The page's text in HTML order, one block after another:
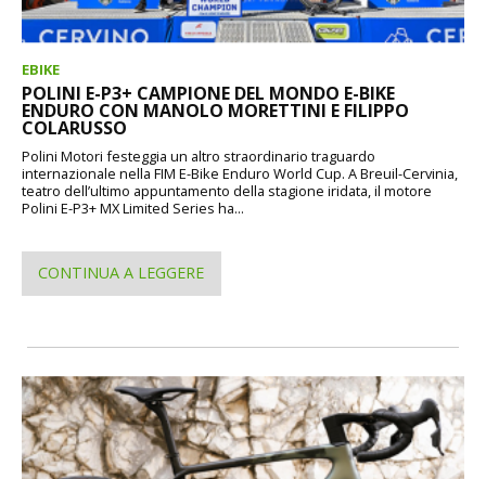
EBIKE
POLINI E-P3+ CAMPIONE DEL MONDO E-BIKE
ENDURO CON MANOLO MORETTINI E FILIPPO
COLARUSSO
Polini Motori festeggia un altro straordinario traguardo
internazionale nella FIM E-Bike Enduro World Cup. A Breuil-Cervinia,
teatro dell’ultimo appuntamento della stagione iridata, il motore
Polini E-P3+ MX Limited Series ha...
CONTINUA A LEGGERE